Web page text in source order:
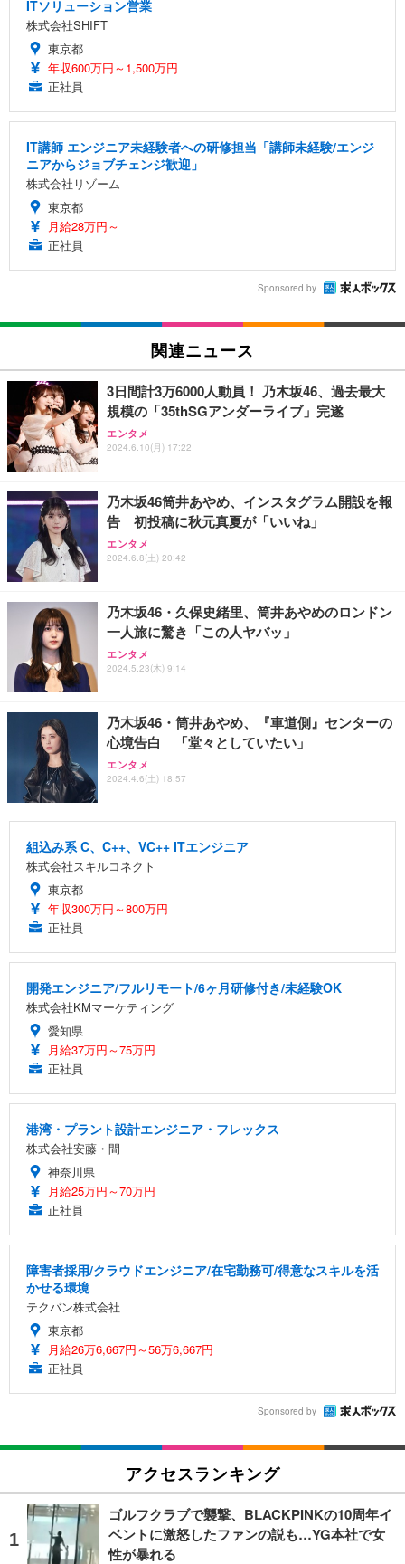
ITソリューション営業
株式会社SHIFT
東京都
年収600万円～1,500万円
正社員
IT講師 エンジニア未経験者への研修担当「講師未経験/エンジ
ニアからジョブチェンジ歓迎」
株式会社リゾーム
東京都
月給28万円～
正社員
Sponsored by
関連ニュース
3日間計3万6000人動員！ 乃木坂46、過去最大
規模の「35thSGアンダーライブ」完遂
エンタメ
2024.6.10(月) 17:22
乃木坂46筒井あやめ、インスタグラム開設を報
告 初投稿に秋元真夏が「いいね」
エンタメ
2024.6.8(土) 20:42
乃木坂46・久保史緒里、筒井あやめのロンドン
一人旅に驚き「この人ヤバッ」
エンタメ
2024.5.23(木) 9:14
乃木坂46・筒井あやめ、『車道側』センターの
心境告白 「堂々としていたい」
エンタメ
2024.4.6(土) 18:57
組込み系 C、C++、VC++ ITエンジニア
株式会社スキルコネクト
東京都
年収300万円～800万円
正社員
開発エンジニア/フルリモート/6ヶ月研修付き/未経験OK
株式会社KMマーケティング
愛知県
月給37万円～75万円
正社員
港湾・プラント設計エンジニア・フレックス
株式会社安藤・間
神奈川県
月給25万円～70万円
正社員
障害者採用/クラウドエンジニア/在宅勤務可/得意なスキルを活
かせる環境
テクバン株式会社
東京都
月給26万6,667円～56万6,667円
正社員
Sponsored by
アクセスランキング
ゴルフクラブで襲撃、BLACKPINKの10周年イ
ベントに激怒したファンの説も…YG本社で女
性が暴れる